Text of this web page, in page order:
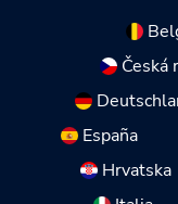
Česká
España
Hrvatska